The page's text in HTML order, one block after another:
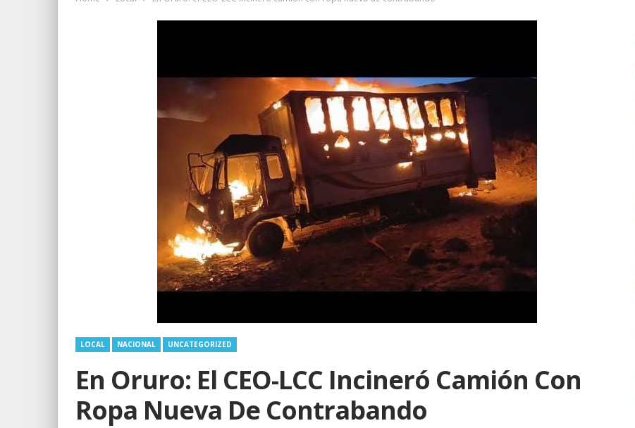
LOCAL NACIONAL UNCATEGORIZED
En Oruro: El CEO-LCC Incineró Camión Con
Ropa Nueva De Contrabando